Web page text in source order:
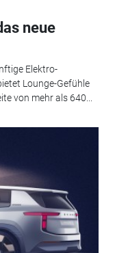
neue
Elektro-
Lounge-Gefühle
von mehr als 640...